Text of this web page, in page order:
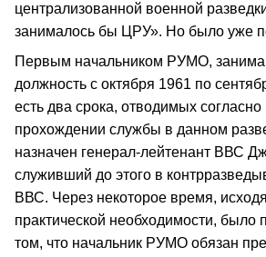
централизованной военной
занималось бы ЦРУ». Но было уже
Первым начальником РУМО,
должность с октября 1961 по
есть два срока, отводимых
прохождении службы в данном
назначен генерал-лейтенант ВВС
служивший до этого в
ВВС. Через некоторое время,
практической необходимости, было
том, что начальник РУМО обязан